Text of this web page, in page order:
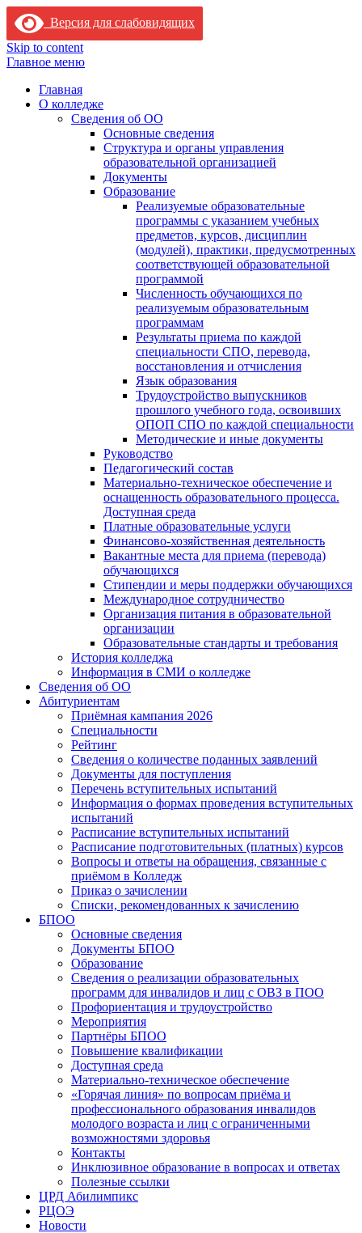
Версия для слабовидящих
Skip to content
Главное меню
Главная
О колледже
Сведения об ОО
Основные сведения
Структура и органы управления
образовательной организацией
Документы
Образование
Реализуемые образовательные
программы с указанием учебных
предметов, курсов, дисциплин
(модулей), практики, предусмотренных
соответствующей образовательной
программой
Численность обучающихся по
реализуемым образовательным
программам
Результаты приема по каждой
специальности СПО, перевода,
восстановления и отчисления
Язык образования
Трудоустройство выпускников
прошлого учебного года, освоивших
ОПОП СПО по каждой специальности
Методические и иные документы
Руководство
Педагогический состав
Материально-техническое обеспечение и
оснащенность образовательного процесса.
Доступная среда
Платные образовательные услуги
Финансово-хозяйственная деятельность
Вакантные места для приема (перевода)
обучающихся
Стипендии и меры поддержки обучающихся
Международное сотрудничество
Организация питания в образовательной
организации
Образовательные стандарты и требования
История колледжа
Информация в СМИ о колледже
Сведения об ОО
Абитуриентам
Приёмная кампания 2026
Специальности
Рейтинг
Сведения о количестве поданных заявлений
Документы для поступления
Перечень вступительных испытаний
Информация о формах проведения вступительных
испытаний
Расписание вступительных испытаний
Расписание подготовительных (платных) курсов
Вопросы и ответы на обращения, связанные с
приёмом в Колледж
Приказ о зачислении
Списки, рекомендованных к зачислению
БПОО
Основные сведения
Документы БПОО
Образование
Сведения о реализации образовательных
программ для инвалидов и лиц с ОВЗ в ПОО
Профориентация и трудоустройство
Мероприятия
Партнёры БПОО
Повышение квалификации
Доступная среда
Материально-техническое обеспечение
«Горячая линия» по вопросам приёма и
профессионального образования инвалидов
молодого возраста и лиц с ограниченными
возможностями здоровья
Контакты
Инклюзивное образование в вопросах и ответах
Полезные ссылки
ЦРД Абилимпикс
РЦОЭ
Новости